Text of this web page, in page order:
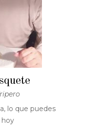
lo que puedes